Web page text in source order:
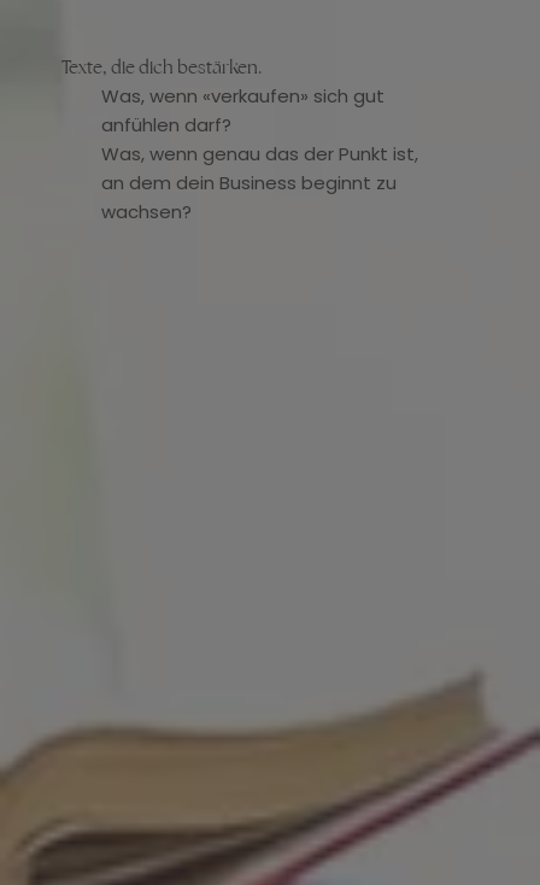
Texte, die dich bestärken.
Was, wenn «verkaufen» sich gut
anfühlen darf?
Was, wenn genau das der Punkt ist,
an dem dein Business beginnt zu
wachsen?